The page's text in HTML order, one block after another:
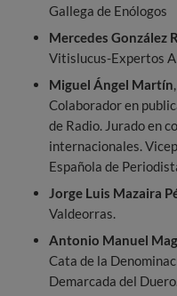
Gallega de Enólogos
Mercedes González
Vitislucus-Expertos
Miguel Ángel Martín
Colaborador en
de Radio. Jurado en
internacionales.
Española de
Jorge Luis Mazaira
Valdeorras.
Antonio Manuel
Cata de la
Demarcada del